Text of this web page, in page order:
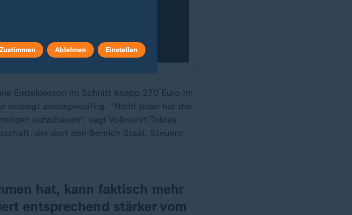
anpassen
Einzelperson im Schnitt knapp 270 Euro im
bedingt aussagekräftig. "Nicht jeder hat die
aufzubauen", sagt Volkswirt Tobias
der dort den Bereich Staat, Steuern
hat, kann faktisch mehr
entsprechend stärker vom
Zustimmen Ablehnen Einstellen